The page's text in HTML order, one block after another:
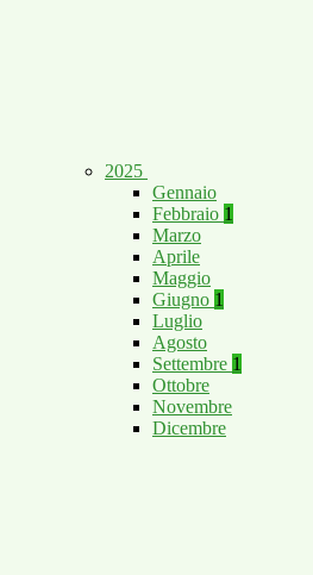
2025
Gennaio
Febbraio 1
Marzo
Aprile
Maggio
Giugno 1
Luglio
Agosto
Settembre 1
Ottobre
Novembre
Dicembre